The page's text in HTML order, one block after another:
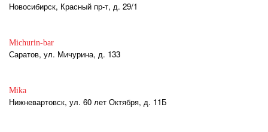
Новосибирск, Красный пр-т, д. 29/1
Michurin-bar
Саратов, ул. Мичурина, д. 133
Mika
Нижневартовск, ул. 60 лет Октября, д. 11Б